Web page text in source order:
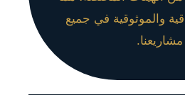
والموثوقية في جميع
مشاريعنا.